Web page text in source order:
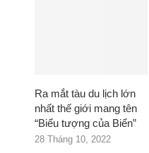
Ra mắt tàu du lịch lớn
nhất thế giới mang tên
“Biểu tượng của Biển”
28 Tháng 10, 2022